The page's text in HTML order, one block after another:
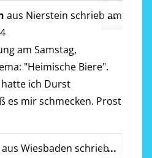
aus Nierstein schrieb am
am Samstag,
"Heimische Biere".
ich Durst
es mir schmecken. Prost
...Diese
aus Wiesbaden schrieb...